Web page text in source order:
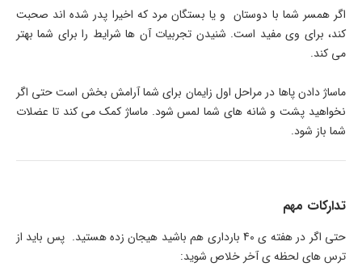
اگر همسر شما با دوستان و یا بستگان مرد که اخیرا پدر شده اند صحبت
کند، برای وی مفید است. شنیدن تجربیات آن ها شرایط را برای شما بهتر
می کند.
ماساژ دادن پاها در مراحل اول زایمان برای شما آرامش بخش است حتی اگر
نخواهید پشت و شانه های شما لمس شود. ماساژ کمک می کند تا عضلات
شما باز شود.
تدارکات مهم
حتی اگر در هفته ی 40 بارداری هم باشید هیجان زده هستید. پس باید از
ترس های لحظه ی آخر خلاص شوید: